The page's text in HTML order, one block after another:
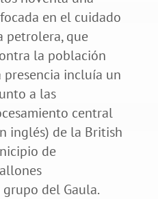
en el cuidado
petrolera, que
la población
presencia incluía un
a las
central
inglés) de la British
de
del Gaula.